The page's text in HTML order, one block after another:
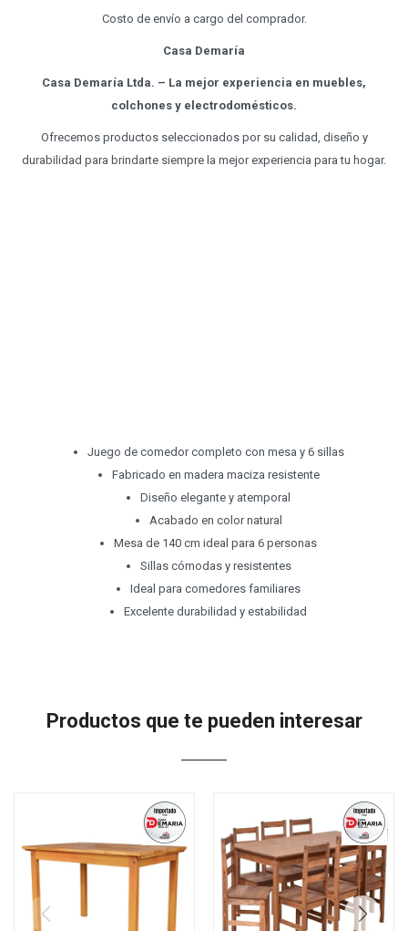
Costo de envío a cargo del comprador.
Casa Demaría
Casa Demaría Ltda. – La mejor experiencia en muebles,
colchones y electrodomésticos.
Ofrecemos productos seleccionados por su calidad, diseño y
durabilidad para brindarte siempre la mejor experiencia para tu hogar.
Juego de comedor completo con mesa y 6 sillas
Fabricado en madera maciza resistente
Diseño elegante y atemporal
Acabado en color natural
Mesa de 140 cm ideal para 6 personas
Sillas cómodas y resistentes
Ideal para comedores familiares
Excelente durabilidad y estabilidad
Productos que te pueden interesar